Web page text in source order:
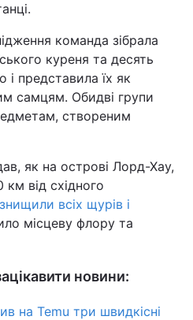
команда зібрала
куреня та десять
і представила їх як
самцям. Обидві групи
створеним
як на острові Лорд-Хау,
від східного
знищили всіх щурів і
місцеву флору та
новини:
на Temu три швидкісні